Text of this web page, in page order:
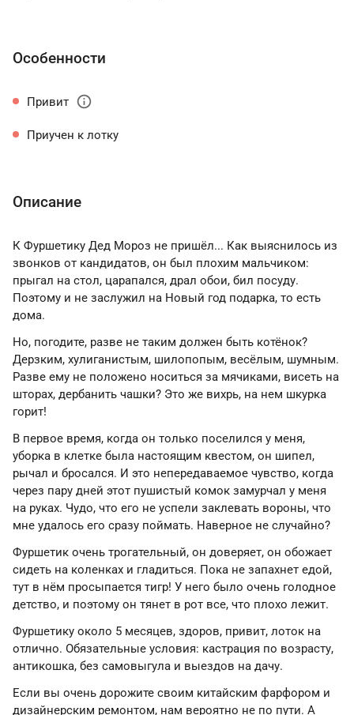
Особенности
Привит info
Приучен к лотку
Описание
К Фуршетику Дед Мороз не пришёл... Как выяснилось из
звонков от кандидатов, он был плохим мальчиком:
прыгал на стол, царапался, драл обои, бил посуду.
Поэтому и не заслужил на Новый год подарка, то есть
дома.
Но, погодите, разве не таким должен быть котёнок?
Дерзким, хулиганистым, шилопопым, весёлым, шумным.
Разве ему не положено носиться за мячиками, висеть на
шторах, дербанить чашки? Это же вихрь, на нем шкурка
горит!
В первое время, когда он только поселился у меня,
уборка в клетке была настоящим квестом, он шипел,
рычал и бросался. И это непередаваемое чувство, когда
через пару дней этот пушистый комок замурчал у меня
на руках. Чудо, что его не успели заклевать вороны, что
мне удалось его сразу поймать. Наверное не случайно?
Фуршетик очень трогательный, он доверяет, он обожает
сидеть на коленках и гладиться. Пока не запахнет едой,
тут в нём просыпается тигр! У него было очень голодное
детство, и поэтому он тянет в рот все, что плохо лежит.
Фуршетику около 5 месяцев, здоров, привит, лоток на
отлично. Обязательные условия: кастрация по возрасту,
антикошка, без самовыгула и выездов на дачу.
Если вы очень дорожите своим китайским фарфором и
дизайнерским ремонтом, нам вероятно не по пути. А